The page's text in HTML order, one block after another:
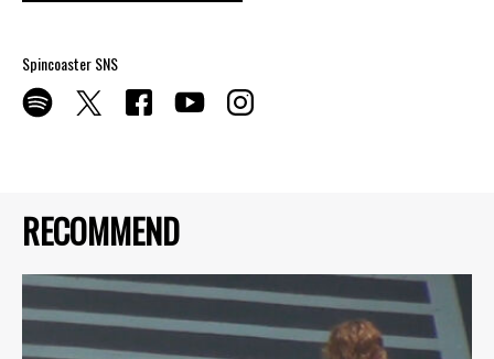
RECOMMEND
Spincoaster SNS